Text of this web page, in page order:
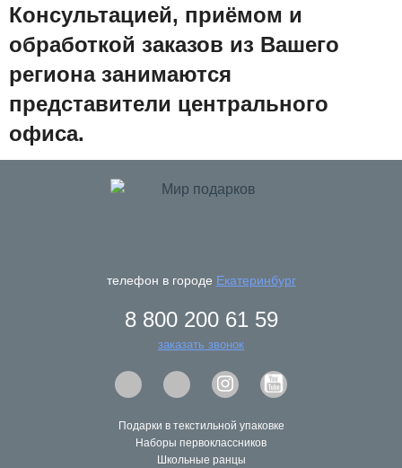
Консультацией, приёмом и
обработкой заказов из Вашего
региона занимаются
представители центрального
офиса.
телефон в городе Екатеринбург
8 800 200 61 59
заказать звонок
Подарки в текстильной упаковке
Наборы первоклассников
Школьные ранцы